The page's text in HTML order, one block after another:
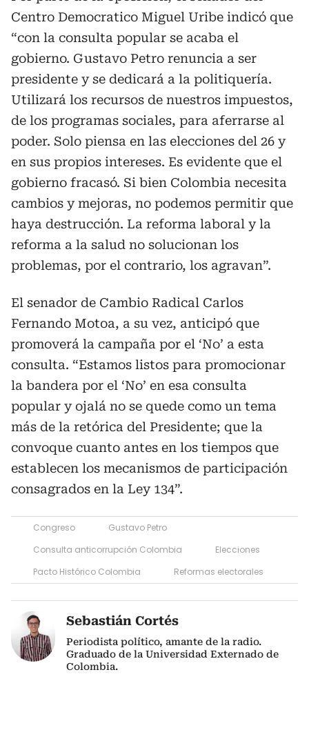
Centro Democratico Miguel Uribe indicó que
“con la consulta popular se acaba el
gobierno. Gustavo Petro renuncia a ser
presidente y se dedicará a la politiquería.
Utilizará los recursos de nuestros impuestos,
de los programas sociales, para aferrarse al
poder. Solo piensa en las elecciones del 26 y
en sus propios intereses. Es evidente que el
gobierno fracasó. Si bien Colombia necesita
cambios y mejoras, no podemos permitir que
haya destrucción. La reforma laboral y la
reforma a la salud no solucionan los
problemas, por el contrario, los agravan”.
El senador de Cambio Radical Carlos
Fernando Motoa, a su vez, anticipó que
promoverá la campaña por el ‘No’ a esta
consulta. “Estamos listos para promocionar
la bandera por el ‘No’ en esa consulta
popular y ojalá no se quede como un tema
más de la retórica del Presidente; que la
convoque cuanto antes en los tiempos que
establecen los mecanismos de participación
consagrados en la Ley 134”.
Congreso
Gustavo Petro
Consulta anticorrupción Colombia
Elecciones
Pacto Histórico Colombia
Reformas electorales
Sebastián Cortés
Periodista político, amante de la radio.
Graduado de la Universidad Externado de
Colombia.